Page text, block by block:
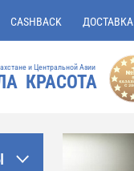
CASHBACK ДОСТАВКА
и Центральной Азии
КРАСОТА